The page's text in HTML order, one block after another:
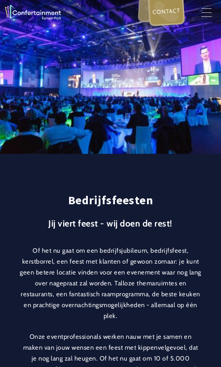
CONTACT
Bedrijfsfeesten
Jij viert feest - wij doen de rest!
Of het nu gaat om een bedrijfsjubileum, bedrijfsfeest,
kerstborrel, een feest met klanten of gewoon zomaar: je kunt
geen betere locatie vinden voor een evenement waar nog lang
over nagepraat zal worden. Talloze themaruimtes en
restaurants, een fantastisch raamprogramma, de beste keuken
en prachtige overnachtingsmogelijkheden - allemaal op één
plek.
Onze eventprofessionals werken nauw met je samen en
maken van jouw wensen een feest met kippenvelgevoel, dat
je nog lang zal heugen. Of het nu gaat om 10 of 5.000